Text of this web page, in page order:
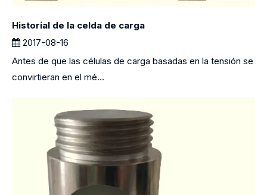
Historial de la celda de carga
2017-08-16
Antes de que las células de carga basadas en la tensión se
convirtieran en el mé...